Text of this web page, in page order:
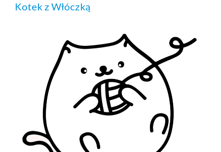
Kotek z Włóczką